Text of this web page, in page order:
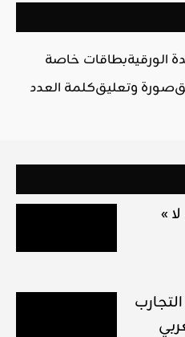
الورقيةبطاقات خاصة
صورة وتعليقكلمة العدد
« من أين لك هذا »…قانون لا